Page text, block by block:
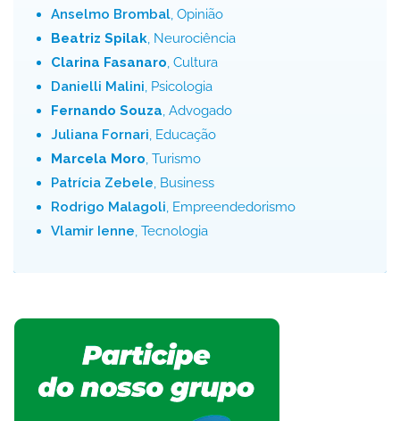
Anselmo Brombal, Opinião
Beatriz Spilak, Neurociência
Clarina Fasanaro, Cultura
Danielli Malini, Psicologia
Fernando Souza, Advogado
Juliana Fornari, Educação
Marcela Moro, Turismo
Patrícia Zebele, Business
Rodrigo Malagoli, Empreendedorismo
Vlamir Ienne, Tecnologia